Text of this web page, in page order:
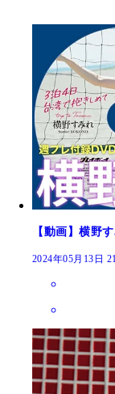
【動画】横野
2024年05月13日